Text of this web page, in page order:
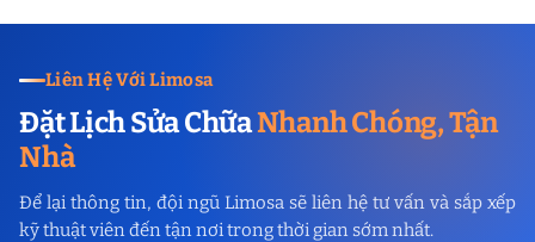
Liên Hệ Với Limosa
Đặt Lịch Sửa ChữaNhanh Chóng, Tận
Nhà
Để lại thông tin, đội ngũ Limosa sẽ liên hệ tư vấn và sắp xếp
kỹ thuật viên đến tận nơi trong thời gian sớm nhất.